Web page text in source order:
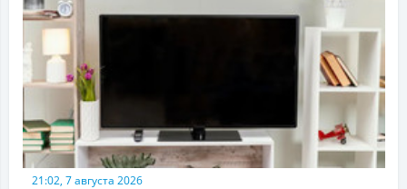
21:02, 7 августа 2026